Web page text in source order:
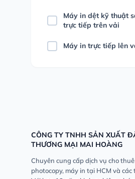
Máy in dệt kỹ thuật
trực tiếp trên vải
Máy in trực tiếp lên
CÔNG TY TNHH SẢN XUẤT
THƯƠNG MẠI MAI HOÀNG
Chuyên cung cấp dịch vụ cho
photocopy, máy in tại HCM và các